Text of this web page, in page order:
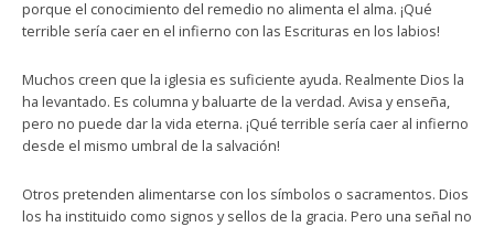
porque el conocimiento del remedio no alimenta el alma. ¡Qué
terrible sería caer en el infierno con las Escrituras en los labios!
Muchos creen que la iglesia es suficiente ayuda. Realmente Dios la
ha levantado. Es columna y baluarte de la verdad. Avisa y enseña,
pero no puede dar la vida eterna. ¡Qué terrible sería caer al infierno
desde el mismo umbral de la salvación!
Otros pretenden alimentarse con los símbolos o sacramentos. Dios
los ha instituido como signos y sellos de la gracia. Pero una señal no